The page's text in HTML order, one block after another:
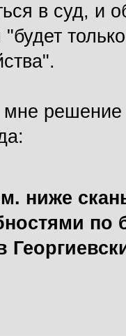
в суд, и
"будет
решение
ниже
по